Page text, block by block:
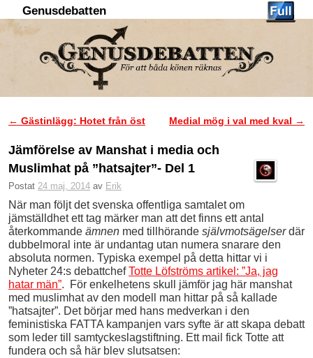
Genusdebatten
Inläggsnavigering
← Gästinlägg: Hotet från öst Medial mög i val med kval →
Jämförelse av Manshat i media och
Muslimhat på ”hatsajter”- Del 1
Postat 24 maj, 2014 av Erik
När man följt det svenska offentliga samtalet om
jämställdhet ett tag märker man att det finns ett antal
återkommande ämnen med tillhörande självmotsägelserdär
dubbelmoral inte är undantag utan numera snarare den
absoluta normen. Typiska exempel på detta hittar vi i
Nyheter 24:s debattchefTotte Löfströms artikel: ”Ja, jag
hatar män”. För enkelhetens skull jämför jag här manshat
med muslimhat av den modell man hittar på så kallade
”hatsajter”. Det börjar med hans medverkan i den
feministiska FATTA kampanjen vars syfte är att skapa debatt
som leder till samtyckeslagstiftning. Ett mail fick Totte att
fundera och så här blev slutsatsen: